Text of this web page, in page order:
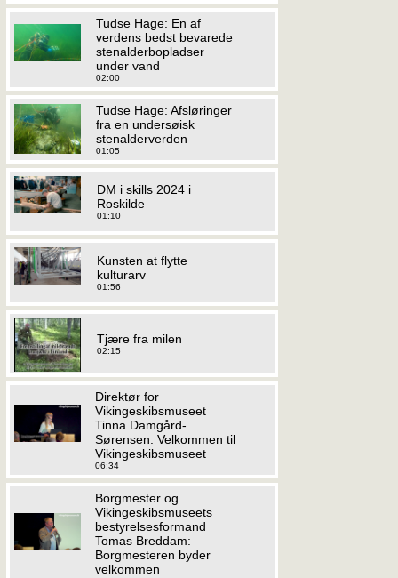
Tudse Hage: En af
verdens bedst bevarede
stenalderbopladser
under vand
02:00
Tudse Hage: Afsløringer
fra en undersøisk
stenalderverden
01:05
DM i skills 2024 i
Roskilde
01:10
Kunsten at flytte
kulturarv
01:56
Tjære fra milen
02:15
Direktør for
Vikingeskibsmuseet
Tinna Damgård-
Sørensen: Velkommen til
Vikingeskibsmuseet
06:34
Borgmester og
Vikingeskibsmuseets
bestyrelsesformand
Tomas Breddam:
Borgmesteren byder
velkommen